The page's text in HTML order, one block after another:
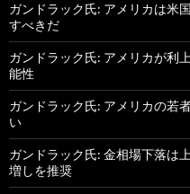
ガンドラック氏: アメリカは米
すべきだ
ガンドラック氏: アメリカが利
能性
ガンドラック氏: アメリカの若
い
ガンドラック氏: 金相場下落は
増しを推奨